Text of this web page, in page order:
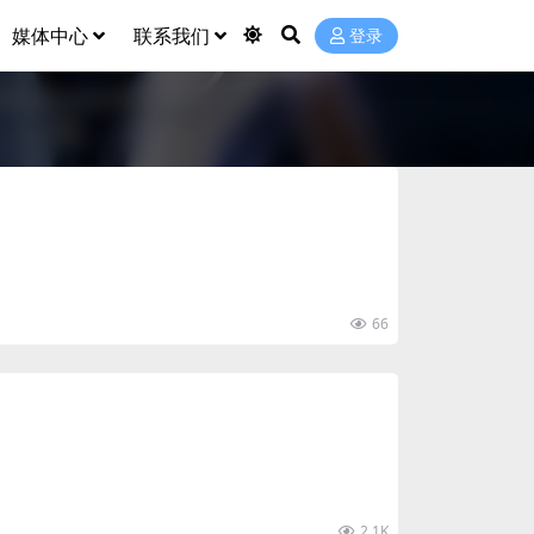
媒体中心 联系我们 登录
66